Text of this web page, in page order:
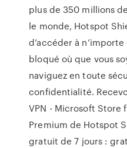
plus de 350 millions
le monde, Hotspot
d’accéder à
bloqué où que vous
naviguez en toute
confidentialité.
VPN - Microsoft Store
Premium de Hotspot
gratuit de 7 jours :